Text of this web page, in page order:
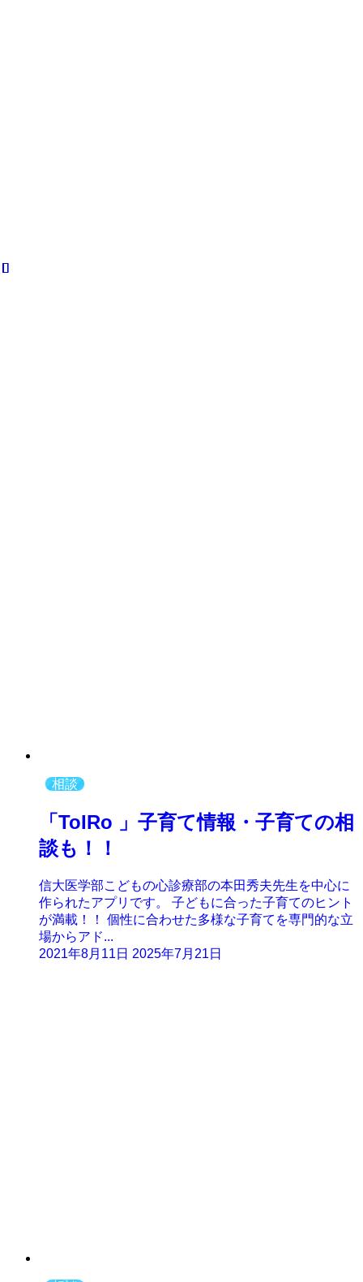
相談
「ToIRo 」子育て情報・子育ての相
談も！！
信大医学部こどもの心診療部の本田秀夫先生を中心に
作られたアプリです。 子どもに合った子育てのヒント
が満載！！ 個性に合わせた多様な子育てを専門的な立
場からアド...
2021年8月11日 2025年7月21日